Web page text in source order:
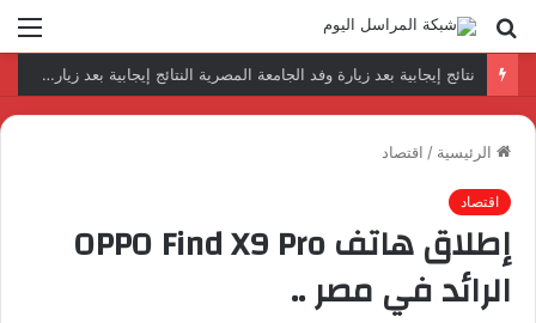
بحث
عن
رئيس المكتب التنفيذي للمجلس العربي للاختصاصات الصحية يبحث مع الأمين العام لجامعة الدول العربية تعزيز التعاون لتطوير النظم الصحية العربية
الرئيسية / اقتصاد
اقتصاد
إطلاق هاتف OPPO Find X9 Pro
الرائد في مصر ..